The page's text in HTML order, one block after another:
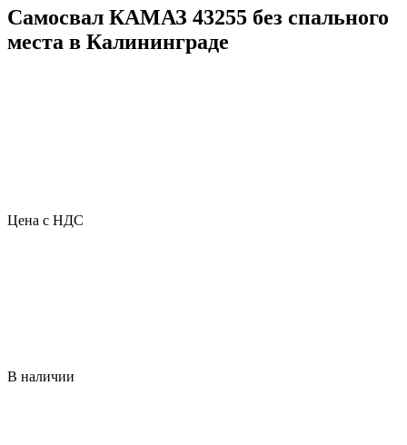
Самосвал КАМАЗ 43255 без спального
места в Калининграде
Цена с НДС
В наличии